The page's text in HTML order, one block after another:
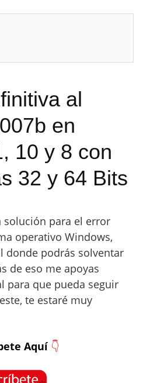
al
en
10 y 8 con
32 y 64 Bits
solución para el error
operativo Windows,
donde podrás solventar
de eso me apoyas
para que pueda seguir
te estaré muy
Aquí 👇